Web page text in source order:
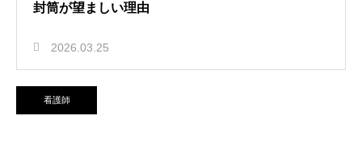
封筒が望ましい理由
2026.03.25
看護師